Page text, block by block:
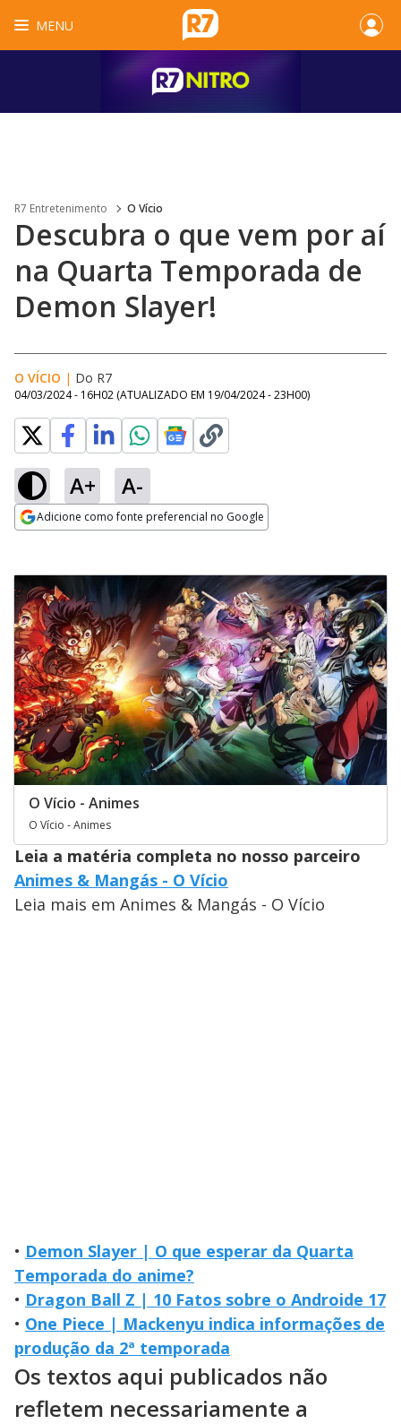
MENU
R7 Entretenimento O Vício
Descubra o que vem por aí
na Quarta Temporada de
Demon Slayer!
O VÍCIO | Do R7
04/03/2024 - 16H02 (ATUALIZADO EM 19/04/2024 - 23H00)
A+ A-
Adicione como fonte preferencial no Google
O Vício - Animes
O Vício - Animes
Leia a matéria completa no nosso parceiro
Animes & Mangás - O Vício
Leia mais em Animes & Mangás - O Vício
• Demon Slayer | O que esperar da Quarta
Temporada do anime?
• Dragon Ball Z | 10 Fatos sobre o Androide 17
• One Piece | Mackenyu indica informações de
produção da 2ª temporada
Os textos aqui publicados não
refletem necessariamente a